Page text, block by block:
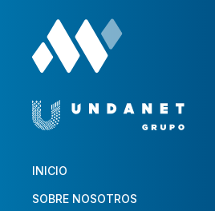
INICIO
SOBRE NOSOTROS